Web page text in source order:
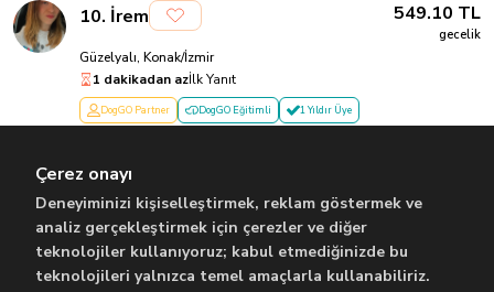
10. İrem 549.10 TL
gecelik
Güzelyalı, Konak/İzmir
1 dakikadan azİlk Yanıt
DogGO Partner DogGO Eğitimli 1 Yıldır Üye
ilgileniyorum. Köpeklerle ...
Son Aktiflik: Dün Ödeme alınmayacaktır.
İrem İLE İLETİŞİME GEÇ
Çerez onayı
Deneyiminizi kişiselleştirmek, reklam göstermek ve
analiz gerçekleştirmek için çerezler ve diğer
teknolojiler kullanıyoruz; kabul etmediğinizde bu
teknolojileri yalnızca temel amaçlarla kullanabiliriz.